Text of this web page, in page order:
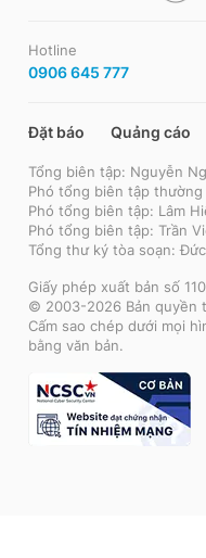
Hotline
0906 645 777
Đặt báo Quảng cáo
Tổng biên tập: Nguyễn
Phó tổng biên tập thường
Phó tổng biên tập: Lâm
Phó tổng biên tập: Trần
Tổng thư ký tòa soạn:
Giấy phép xuất bản số
© 2003-2026 Bản quyền
Cấm sao chép dưới mọi
bằng văn bản.